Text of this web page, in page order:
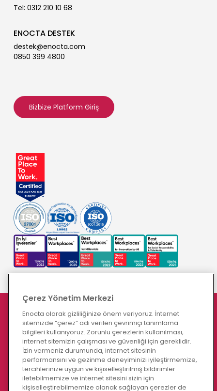
Tel: 0312 210 10 68
ENOCTA DESTEK
destek@enocta.com
0850 399 4800
Bizbize Platform Giriş
ENOCTA BLOG
Yapay Zeka Destekli Role Play Nedir? Çalışan
Yetkinliklerini Gerçek İş Senaryolarıyla Geliştirme Rehberi
08/06/2026
Yeni Bir Fikir Yetmez: Yaratıcılığı Yenilikçiliğe
Çerez Yönetim Merkezi
Enocta olarak gizliliğinize önem veriyoruz. İnternet
sitemizde “çerez” adı verilen çevrimiçi tanımlama
bilgileri kullanıyoruz. Zorunlu çerezlerin kullanılması,
internet sitemizin çalışması ve güvenliği için gereklidir.
İzin vermeniz durumunda, internet sitesinin
performansını ve gezinme deneyiminizi iyileştirmemize,
tercihlerinize uygun ve kişiselleştirilmiş bildirimler
iletebilmemize ve internet sitesini sizin için
kişiselleştirebilmemize olanak sağlayan çerezler de